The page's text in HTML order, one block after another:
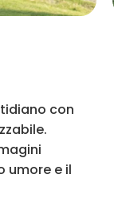
con
umore e il